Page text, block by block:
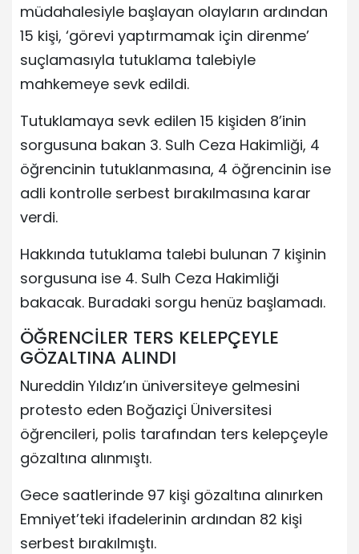
müdahalesiyle başlayan olayların ardından
15 kişi, ‘görevi yaptırmamak için direnme’
suçlamasıyla tutuklama talebiyle
mahkemeye sevk edildi.
Tutuklamaya sevk edilen 15 kişiden 8’inin
sorgusuna bakan 3. Sulh Ceza Hakimliği, 4
öğrencinin tutuklanmasına, 4 öğrencinin ise
adli kontrolle serbest bırakılmasına karar
verdi.
Hakkında tutuklama talebi bulunan 7 kişinin
sorgusuna ise 4. Sulh Ceza Hakimliği
bakacak. Buradaki sorgu henüz başlamadı.
ÖĞRENCİLER TERS KELEPÇEYLE
GÖZALTINA ALINDI
Nureddin Yıldız’ın üniversiteye gelmesini
protesto eden Boğaziçi Üniversitesi
öğrencileri, polis tarafından ters kelepçeyle
gözaltına alınmıştı.
Gece saatlerinde 97 kişi gözaltına alınırken
Emniyet’teki ifadelerinin ardından 82 kişi
serbest bırakılmıştı.